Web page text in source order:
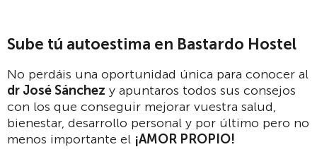
Sube tú autoestima en Bastardo Hostel
No perdáis una oportunidad única para conocer al
dr José Sánchez y apuntaros todos sus consejos
con los que conseguir mejorar vuestra salud,
bienestar, desarrollo personal y por último pero no
menos importante el ¡AMOR PROPIO!